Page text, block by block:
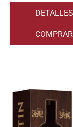
DETALLES
COMPRAR